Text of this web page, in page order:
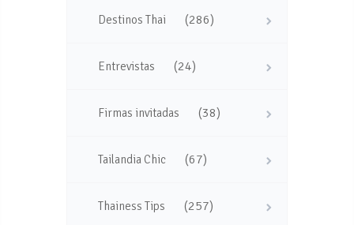
Destinos Thai (286)
Entrevistas (24)
Firmas invitadas (38)
Tailandia Chic (67)
Thainess Tips (257)